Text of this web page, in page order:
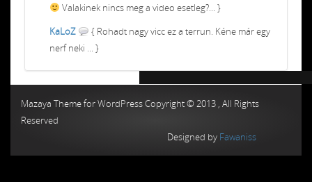
Valakinek nincs meg a video esetleg?... }
KaLoZ
{ Rohadt nagy vicc ez a terrun. Kéne már egy
nerf neki ... }
Mazaya Theme for WordPress Copyright © 2013 , All Rights
Reserved
Designed by Fawaniss